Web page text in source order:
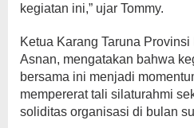
kegiatan ini,” ujar Tommy.
Ketua Karang Taruna
Asnan, mengatakan bahwa
bersama ini menjadi
mempererat tali silaturahmi
soliditas organisasi di bulan